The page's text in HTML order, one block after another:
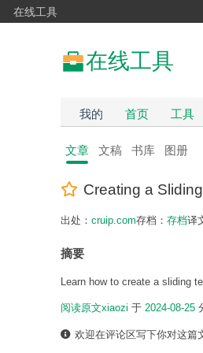
在线工具
在线工具
我的 首页 工具
文章 文稿 书库 图册
Creating a
出处： cruip.com存档： 存档译
摘要
Learn how to create a sliding
阅读原文xiaozi 于 2024-08-25
欢迎在评论区写下你对这篇